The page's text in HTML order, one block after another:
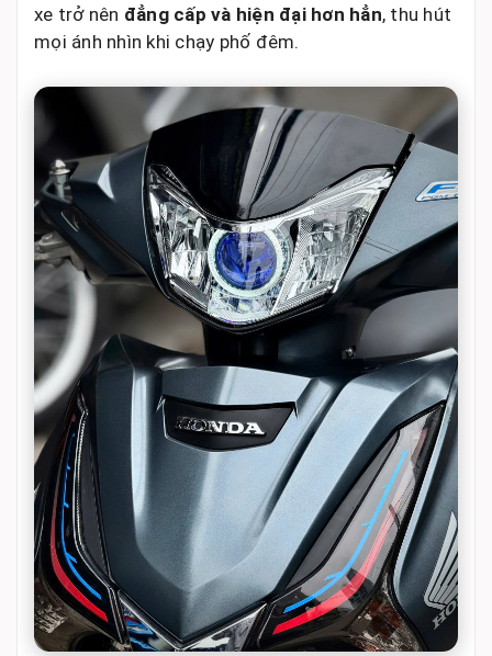
xe trở nên đẳng cấp và hiện đại hơn hẳn, thu hút
mọi ánh nhìn khi chạy phố đêm.